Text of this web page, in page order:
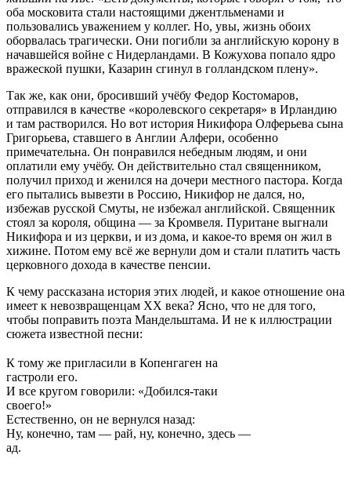
оба московита стали настоящими джентльменами и
пользовались уважением у коллег. Но, увы, жизнь обоих
оборвалась трагически. Они погибли за английскую корону в
начавшейся войне с Нидерландами. В Кожухова попало ядро
вражеской пушки, Казарин сгинул в голландском плену».
Так же, как они, бросивший учёбу Федор Костомаров,
отправился в качестве «королевского секретаря» в Ирландию
и там растворился. Но вот история Никифора Олферьева сына
Григорьева, ставшего в Англии Алфери, особенно
примечательна. Он понравился небедным людям, и они
оплатили ему учёбу. Он действительно стал священником,
получил приход и женился на дочери местного пастора. Когда
его пытались вывезти в Россию, Никифор не дался, но,
избежав русской Смуты, не избежал английской. Священник
стоял за короля, община — за Кромвеля. Пуритане выгнали
Никифора и из церкви, и из дома, и какое-то время он жил в
хижине. Потом ему всё же вернули дом и стали платить часть
церковного дохода в качестве пенсии.
К чему рассказана история этих людей, и какое отношение она
имеет к невозвращенцам XX века? Ясно, что не для того,
чтобы поправить поэта Мандельштама. И не к иллюстрации
сюжета известной песни:
К тому же пригласили в Копенгаген на
гастроли его.
И все кругом говорили: «Добился-таки
своего!»
Естественно, он не вернулся назад:
Ну, конечно, там — рай, ну, конечно, здесь —
ад.